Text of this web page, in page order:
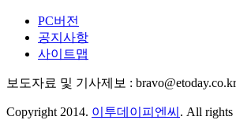
PC버전
공지사항
사이트맵
보도자료 및 기사제보 : bravo@etoday.co.kr
Copyright 2014. 이투데이피엔씨 . All rights